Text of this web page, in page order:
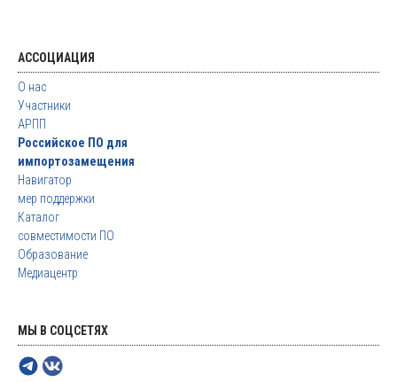
АССОЦИАЦИЯ
О нас
Участники
АРПП
Российское ПО для
импортозамещения
Навигатор
мер поддержки
Каталог
совместимости ПО
Образование
Медиацентр
МЫ В СОЦСЕТЯХ